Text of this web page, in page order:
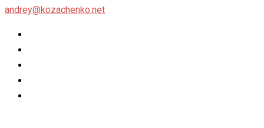
andrey@kozachenko.net